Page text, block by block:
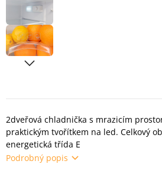
2dveřová chladnička s mrazicím
praktickým tvořítkem na led. Celkový
energetická třída E
Podrobný popis